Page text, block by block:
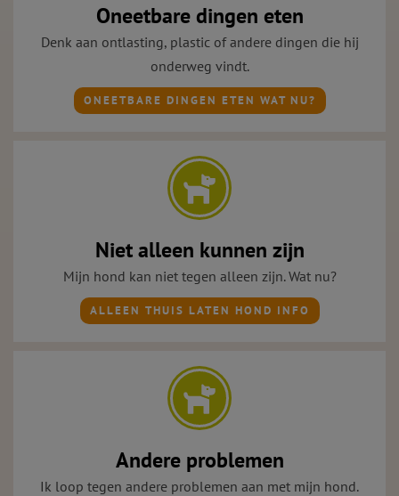
Oneetbare dingen eten
Denk aan ontlasting, plastic of andere dingen die hij
onderweg vindt.
ONEETBARE DINGEN ETEN WAT NU?
Niet alleen kunnen zijn
Mijn hond kan niet tegen alleen zijn. Wat nu?
ALLEEN THUIS LATEN HOND INFO
Andere problemen
Ik loop tegen andere problemen aan met mijn hond.